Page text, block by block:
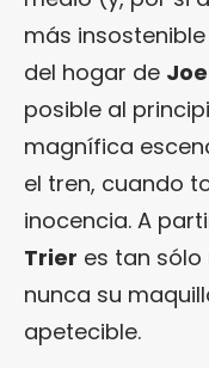
más
del hogar de Joe
posible al
magnífica
el tren, cuando
inocencia. A
Trier es tan sólo
nunca su
apetecible.